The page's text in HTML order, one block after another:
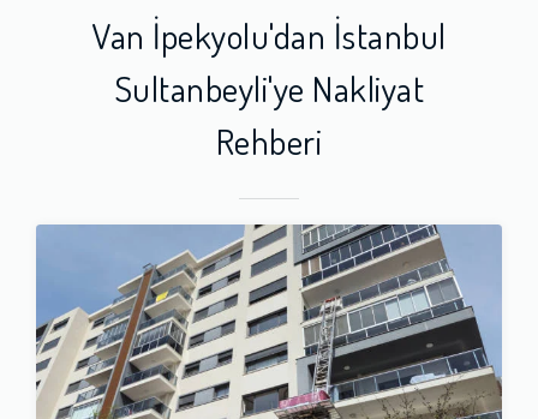
Van İpekyolu'dan İstanbul
Sultanbeyli'ye Nakliyat
Rehberi